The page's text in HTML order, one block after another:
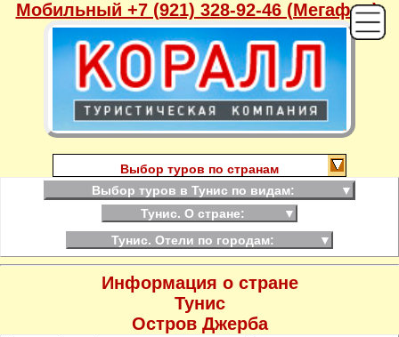
Мобильный +7 (921) 328-92-46 (Мегафон),
Выбор туров по странам
Выбор туров в Тунис по видам:
▼
Тунис. О стране:
▼
Тунис. Отели по городам:
▼
Информация о стране
Тунис
Остров Джерба